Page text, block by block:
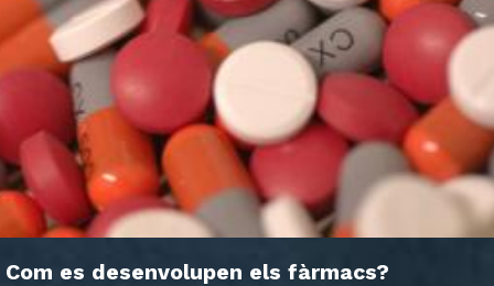
Com es desenvolupen els fàrmacs?